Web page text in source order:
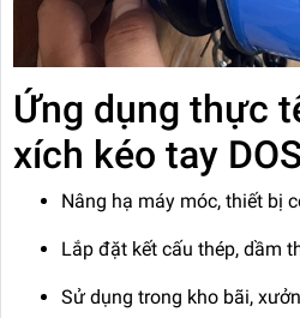
Ứng dụng thực
xích kéo tay
Nâng hạ máy móc, thiết bị
Lắp đặt kết cấu thép, dầm
Sử dụng trong kho bãi,